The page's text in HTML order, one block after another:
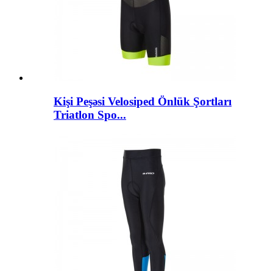
Kişi Peşəsi Velosiped Önlük Şortları
Triatlon Spo...